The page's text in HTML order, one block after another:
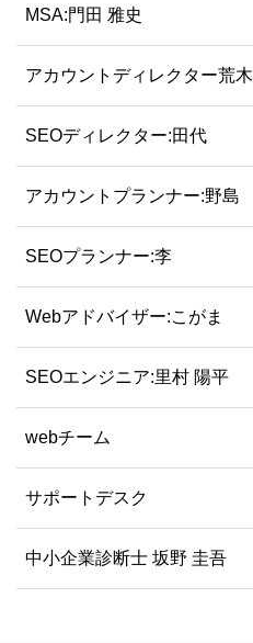
MSA:門田 雅史
アカウントディレクター荒木
SEOディレクター:田代
アカウントプランナー:野島
SEOプランナー:李
Webアドバイザー:こがま
SEOエンジニア:里村 陽平
webチーム
サポートデスク
中小企業診断士 坂野 圭吾